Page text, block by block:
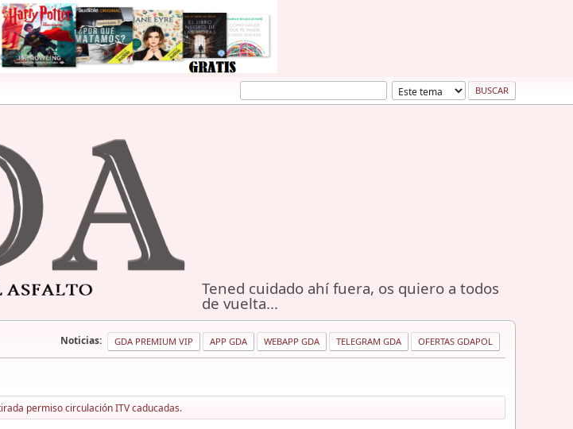
Tened cuidado ahí fuera, os quiero a todos
de vuelta...
Noticias: GDA PREMIUM VIP APP GDA WEBAPP GDA TELEGRAM GDA OFERTAS GDAPOL
permiso circulación ITV caducadas.